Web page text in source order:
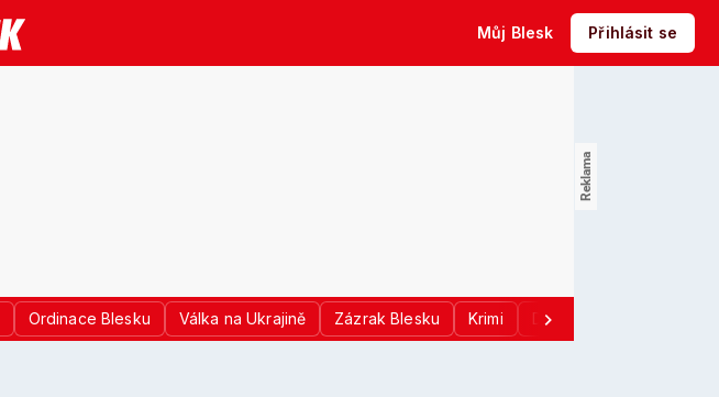
Můj Blesk Přihlásit se
Ordinace Blesku Válka na Ukrajině Zázrak Blesku Krimi Donald Trump